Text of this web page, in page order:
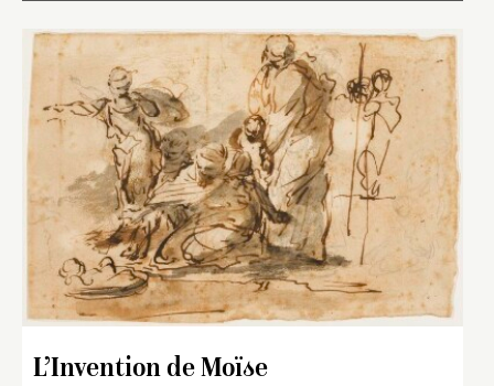
L’Invention de Moïse